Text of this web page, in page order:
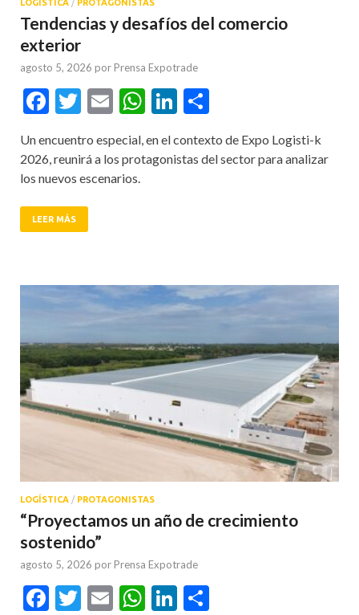
LOGÍSTICA / PROTAGONISTAS
Tendencias y desafíos del comercio
exterior
agosto 5, 2026 por Prensa Expotrade
Facebook
Twitter
EmailWhatsApp
LinkedIn
Un encuentro especial, en el contexto de Expo Logisti-k
2026, reunirá a los protagonistas del sector para analizar
los nuevos escenarios.
LEER MÁS
LOGÍSTICA / PROTAGONISTAS
“Proyectamos un año de crecimiento
sostenido”
agosto 5, 2026 por Prensa Expotrade
Facebook
Twitter
EmailWhatsApp
LinkedIn